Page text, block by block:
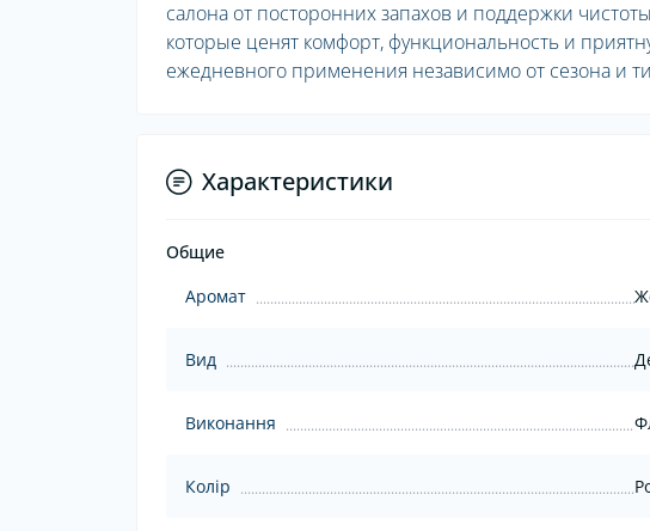
салона от посторонних запахов и поддержки
которые ценят комфорт, функциональность и
ежедневного применения независимо от сезона и
Характеристики
Общие
Аромат
Вид
Виконання
Колір